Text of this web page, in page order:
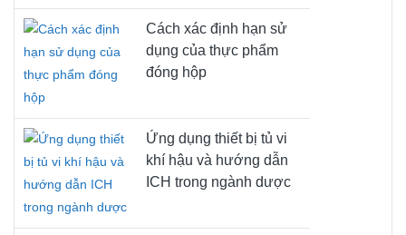
Cách xác định hạn sử
dụng của thực phẩm
đóng hộp
Ứng dụng thiết bị tủ vi
khí hậu và hướng dẫn
ICH trong ngành dược